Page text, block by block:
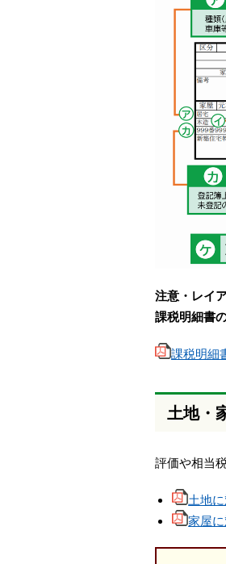
注意・レイ
課税明細書
課税明細
土地・
評価や相当
土地
家屋